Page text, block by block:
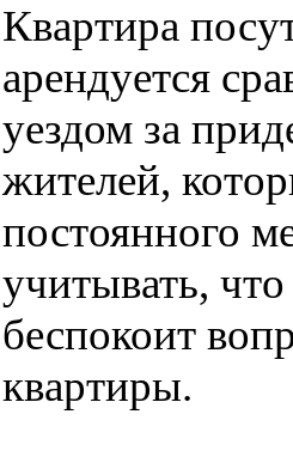
Квартира
арендуется
уездом за
жителей,
постоянного
учитывать,
беспокоит
квартиры.